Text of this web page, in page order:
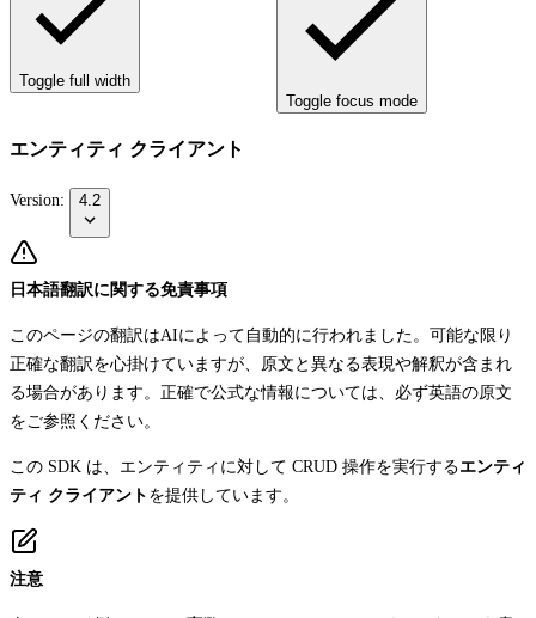
Toggle full width
Toggle focus mode
エンティティ クライアント
Version: 4.2
日本語翻訳に関する免責事項
このページの翻訳はAIによって自動的に行われました。可能な限り
正確な翻訳を心掛けていますが、原文と異なる表現や解釈が含まれ
る場合があります。正確で公式な情報については、必ず英語の原文
をご参照ください。
この SDK は、エンティティに対して CRUD 操作を実行するエンティ
ティ クライアント を提供しています。
注意